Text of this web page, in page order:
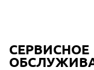
СЕРВИСНОЕ